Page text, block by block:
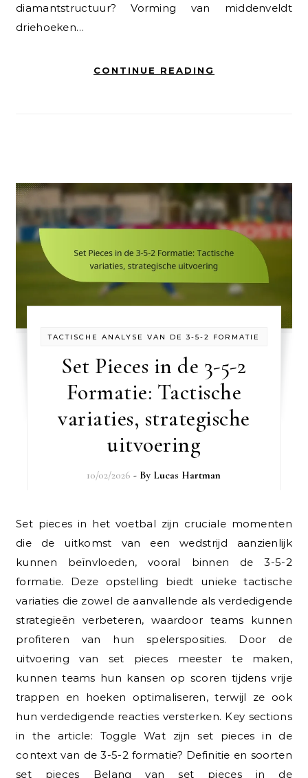
diamantstructuur? Vorming van middenveldt
driehoeken…
CONTINUE READING
TACTISCHE ANALYSE VAN DE 3-5-2 FORMATIE
Set Pieces in de 3-5-2
Formatie: Tactische
variaties, strategische
uitvoering
10/02/2026 - By Lucas Hartman
Set pieces in het voetbal zijn cruciale momenten
die de uitkomst van een wedstrijd aanzienlijk
kunnen beïnvloeden, vooral binnen de 3-5-2
formatie. Deze opstelling biedt unieke tactische
variaties die zowel de aanvallende als verdedigende
strategieën verbeteren, waardoor teams kunnen
profiteren van hun spelersposities. Door de
uitvoering van set pieces meester te maken,
kunnen teams hun kansen op scoren tijdens vrije
trappen en hoeken optimaliseren, terwijl ze ook
hun verdedigende reacties versterken. Key sections
in the article: Toggle Wat zijn set pieces in de
context van de 3-5-2 formatie? Definitie en soorten
set pieces Belang van set pieces in de